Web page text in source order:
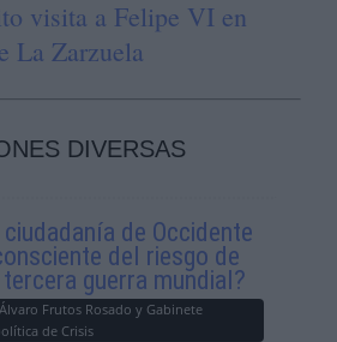
visita a Felipe VI en
La Zarzuela
DIVERSAS
ciudadanía de Occidente
del riesgo de
tercera guerra mundial?
Álvaro Frutos Rosado y Gabinete
de Crisis